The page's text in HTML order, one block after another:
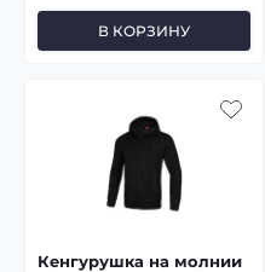
В КОРЗИНУ
Кенгурушка на молнии